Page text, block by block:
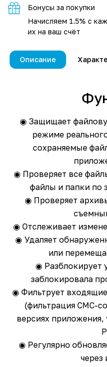
Бонусы за покупки
Начисляем 1.5% с
их на ваш счёт
Описание
◉ Защищает
режиме
сохраняемые
◉ Проверяет все
файлы и папки по
◉ Проверяет
◉ Отслеживает
◉ Удаляет
или
◉ Разблокирует
заблокировала
◉ Фильтрует
(фильтрация СМС-
версиях приложения,
◉ Регулярно
через